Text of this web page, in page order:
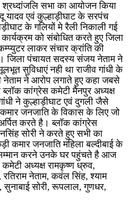
श्रध्दांजलि सभा का आयोजन किया
यादव एवं कुल्हाड़ीघाट के सरपंच
के गलियों मे रैली निकाली गई
को संबोधित करते हुए जिला
लाकर संचार क्रांति की
जिला पंचायत सदस्य संजय नेताम ने
सुविधाएं नही था राजीव गांधी के
नेताम ने आरोप लगाते हुए कहा जबसे
ब्लॉक कांग्रेस कमेटी मैनपुर अध्यक्ष
ने कुल्हाड़ीघाट एवं दुगली जैसे
जनजाति के विकास के लिए जो
करते है। ब्लॉक कांग्रेस
सोरी ने करते हुए सभी का
कमार जनजाति महिला बल्दीबाई के
सम्मान करने उनके घर पहुंचते है आज
अध्यक्ष रामकृष्ण ध्रुव,
नेताम, कवंल सिंह, श्याम
सुनाबाई सोरी, रूपलाल, गुणधर,